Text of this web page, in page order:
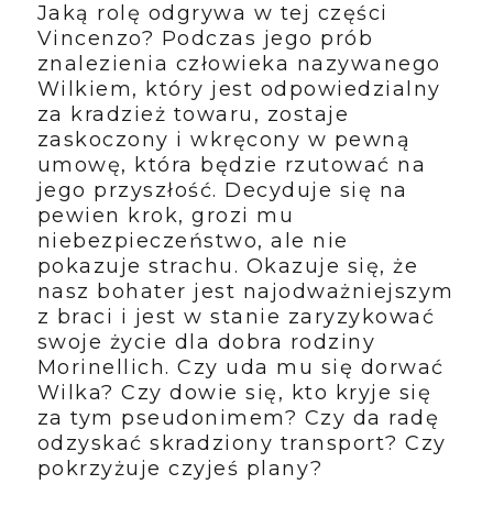
Jaką rolę odgrywa w tej części
Vincenzo? Podczas jego prób
znalezienia człowieka nazywanego
Wilkiem, który jest odpowiedzialny
za kradzież towaru, zostaje
zaskoczony i wkręcony w pewną
umowę, która będzie rzutować na
jego przyszłość. Decyduje się na
pewien krok, grozi mu
niebezpieczeństwo, ale nie
pokazuje strachu. Okazuje się, że
nasz bohater jest najodważniejszym
z braci i jest w stanie zaryzykować
swoje życie dla dobra rodziny
Morinellich. Czy uda mu się dorwać
Wilka? Czy dowie się, kto kryje się
za tym pseudonimem? Czy da radę
odzyskać skradziony transport? Czy
pokrzyżuje czyjeś plany?